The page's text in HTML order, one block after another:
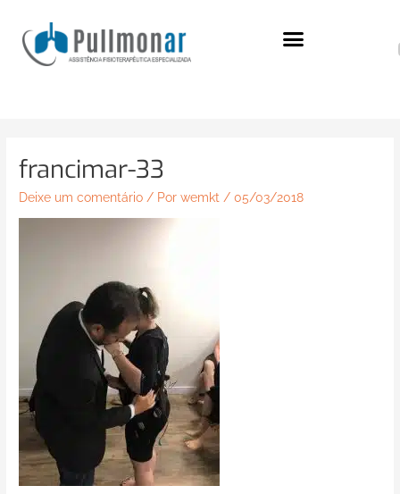
para
conteúdo
francimar-33
Deixe um comentário / Porwemkt /05/03/2018